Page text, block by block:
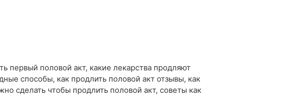
первый половой акт, какие лекарства продляют
способы, как продлить половой акт отзывы, как
сделать чтобы продлить половой акт, советы как